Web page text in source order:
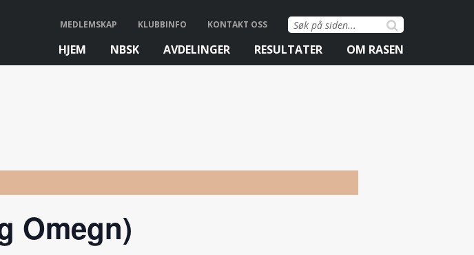
Søk
etter:
MEDLEMSKAP KLUBBINFO KONTAKT OSS
HJEM NBSK AVDELINGER RESULTATER OM RASEN
Omegn)